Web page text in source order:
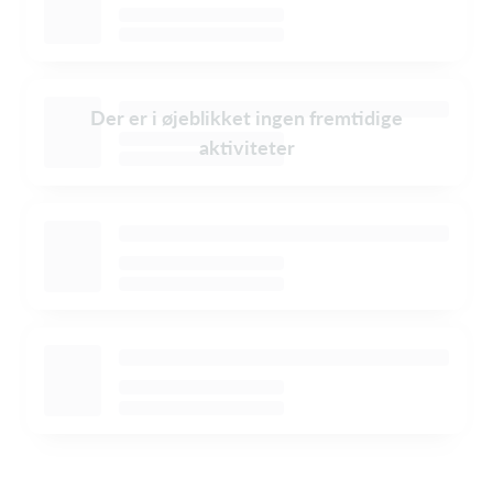
Der er i øjeblikket ingen fremtidige
aktiviteter